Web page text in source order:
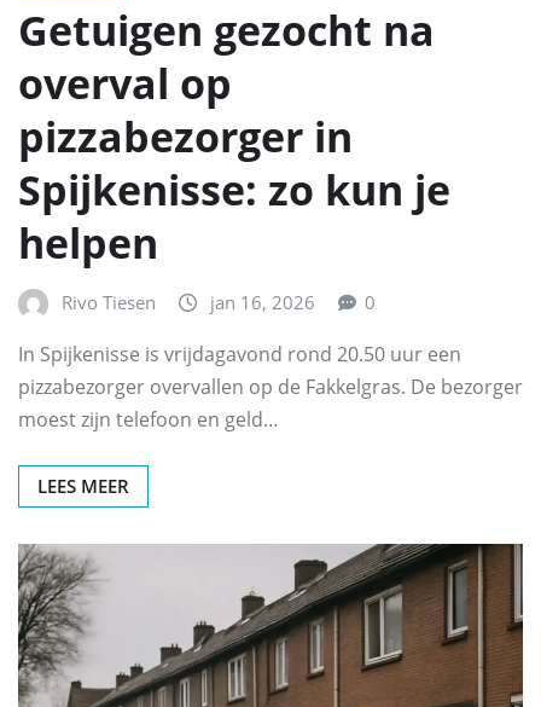
Getuigen gezocht na
overval op
pizzabezorger in
Spijkenisse: zo kun je
helpen
Rivo Tiesen jan 16, 2026 0
In Spijkenisse is vrijdagavond rond 20.50 uur een
pizzabezorger overvallen op de Fakkelgras. De bezorger
moest zijn telefoon en geld…
LEES MEER